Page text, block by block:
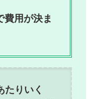
費用が決ま
たりいく